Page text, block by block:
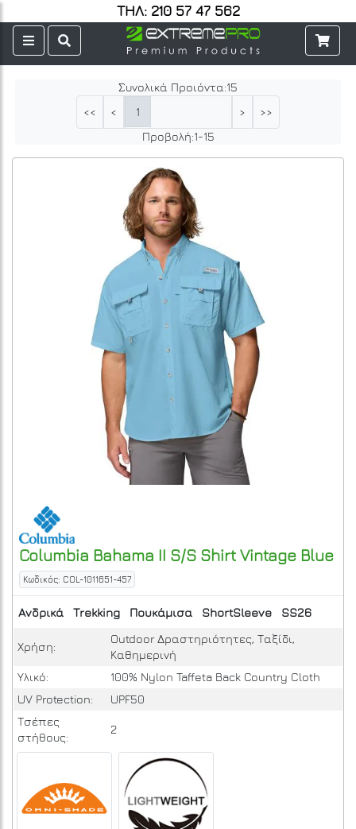
ΤΗΛ: 210 57 47 562
Συνολικά Προιόντα:15
<<
< 1 >
>>
Προβολή:1-15
Columbia Bahama II S/S Shirt Vintage Blue
Κωδικός: COL-1011651-457
Ανδρικά Trekking Πουκάμισα ShortSleeve SS26
Χρήση:
Outdoor Δραστηριότητες, Ταξίδι,
Καθημερινή
Υλικό:
100% Nylon Taffeta Back Country Cloth
UV Protection:
UPF50
Τσέπες
στήθους:
2